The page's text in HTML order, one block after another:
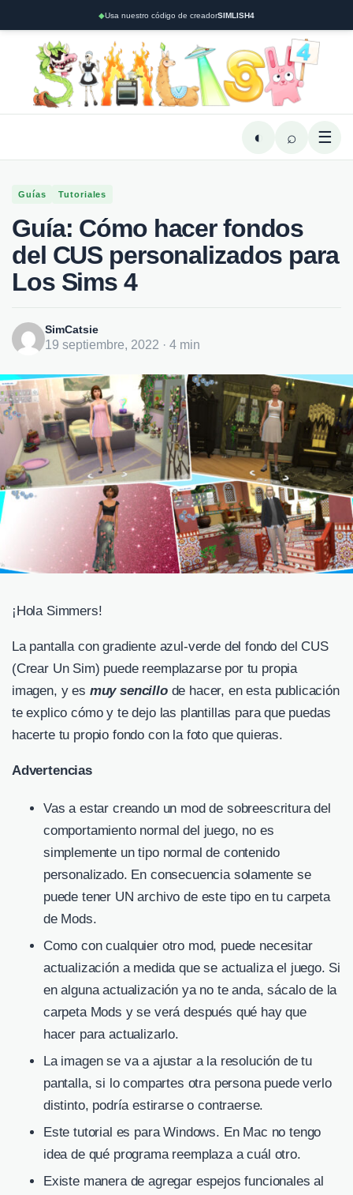
◆Usa nuestro código de creadorSIMLISH4
◐ ⌕ ☰
Guías Tutoriales
Guía: Cómo hacer fondos
del CUS personalizados para
Los Sims 4
SimCatsie
19 septiembre, 2022 · 4 min
¡Hola Simmers!
La pantalla con gradiente azul-verde del fondo del CUS
(Crear Un Sim) puede reemplazarse por tu propia
imagen, y es muy sencillode hacer, en esta publicación
te explico cómo y te dejo las plantillas para que puedas
hacerte tu propio fondo con la foto que quieras.
Advertencias
Vas a estar creando un mod de sobreescritura del
comportamiento normal del juego, no es
simplemente un tipo normal de contenido
personalizado. En consecuencia solamente se
puede tener UN archivo de este tipo en tu carpeta
de Mods.
Como con cualquier otro mod, puede necesitar
actualización a medida que se actualiza el juego. Si
en alguna actualización ya no te anda, sácalo de la
carpeta Mods y se verá después qué hay que
hacer para actualizarlo.
La imagen se va a ajustar a la resolución de tu
pantalla, si lo compartes otra persona puede verlo
distinto, podría estirarse o contraerse.
Este tutorial es para Windows. En Mac no tengo
idea de qué programa reemplaza a cuál otro.
Existe manera de agregar espejos funcionales al